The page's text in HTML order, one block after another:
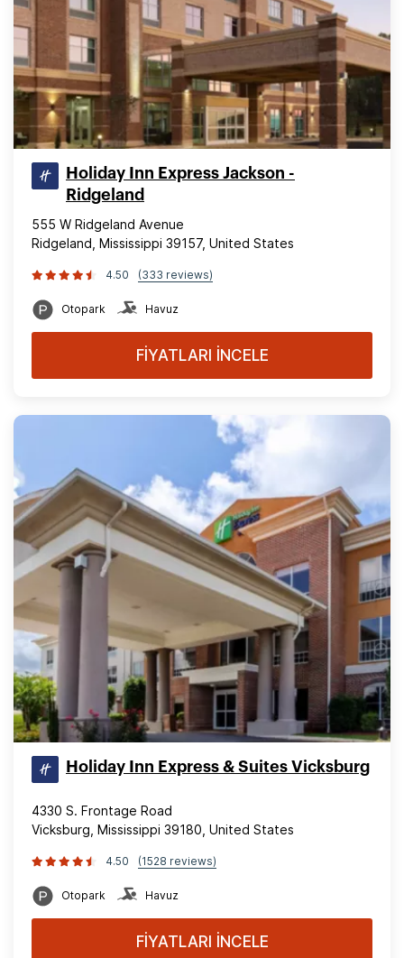
Holiday Inn Express Jackson -
Ridgeland
555 W Ridgeland Avenue
Ridgeland, Mississippi 39157, United States
4.50 (333 reviews)
Otopark Havuz
FİYATLARI İNCELE
Holiday Inn Express & Suites Vicksburg
4330 S. Frontage Road
Vicksburg, Mississippi 39180, United States
4.50 (1528 reviews)
Otopark Havuz
FİYATLARI İNCELE